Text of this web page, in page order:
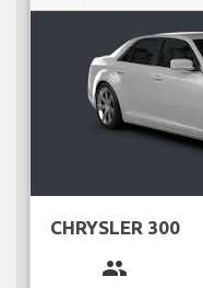
CHRYSLER 300
group